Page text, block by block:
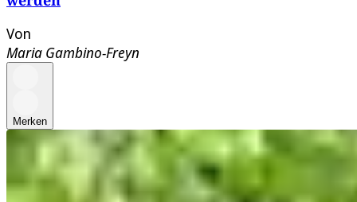
Von
Maria Gambino-Freyn
Merken